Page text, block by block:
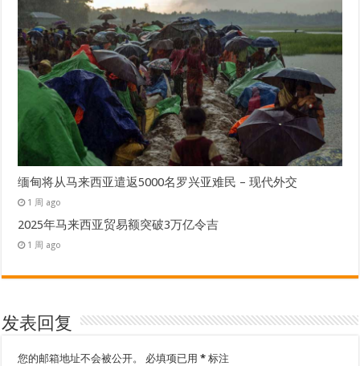
缅甸将从马来西亚遣返5000名罗兴亚难民 – 现代外交
1 周 ago
2025年马来西亚贸易额突破3万亿令吉
1 周 ago
发表回复
您的邮箱地址不会被公开。 必填项已用* 标注